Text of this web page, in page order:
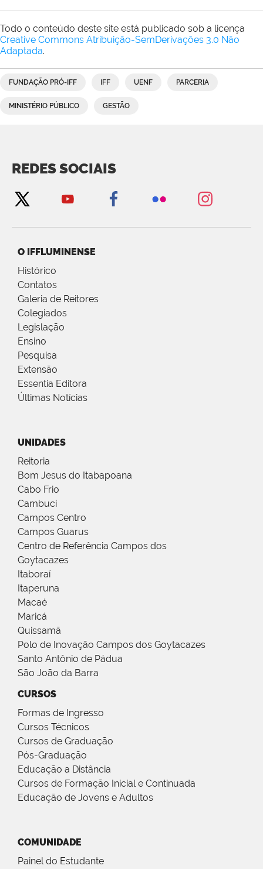
Todo o conteúdo deste site está publicado sob a licença
Creative Commons Atribuição-SemDerivações 3.0 Não
Adaptada.
FUNDAÇÃO PRÓ-IFF IFF UENF PARCERIA
MINISTÉRIO PÚBLICO GESTÃO
REDES SOCIAIS
O IFFLUMINENSE
Histórico
Contatos
Galeria de Reitores
Colegiados
Legislação
Ensino
Pesquisa
Extensão
Essentia Editora
Últimas Notícias
UNIDADES
Reitoria
Bom Jesus do Itabapoana
Cabo Frio
Cambuci
Campos Centro
Campos Guarus
Centro de Referência Campos dos
Goytacazes
Itaboraí
Itaperuna
Macaé
Maricá
Quissamã
Polo de Inovação Campos dos Goytacazes
Santo Antônio de Pádua
São João da Barra
CURSOS
Formas de Ingresso
Cursos Técnicos
Cursos de Graduação
Pós-Graduação
Educação a Distância
Cursos de Formação Inicial e Continuada
Educação de Jovens e Adultos
COMUNIDADE
Painel do Estudante